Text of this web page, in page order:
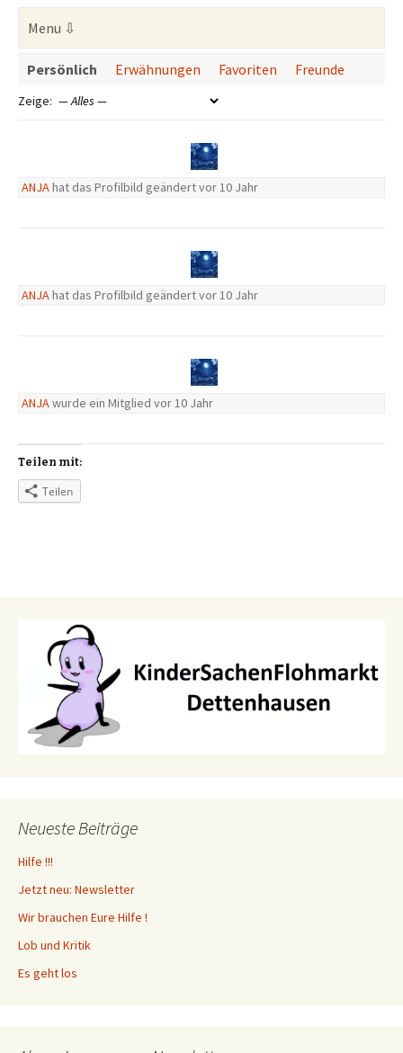
Persönlich Erwähnungen Favoriten Freunde
Zeige:
ANJAhat das Profilbild geändertvor 10 Jahr
ANJAhat das Profilbild geändertvor 10 Jahr
ANJAwurde ein Mitglied vor 10 Jahr
Teilen mit:
Teilen
Neueste Beiträge
Hilfe !!!
Jetzt neu: Newsletter
Wir brauchen Eure Hilfe !
Lob und Kritik
Es geht los